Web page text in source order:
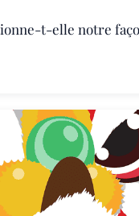
t-elle notre